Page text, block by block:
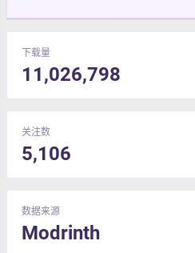
下载量
11,026,798
关注数
5,106
数据来源
Modrinth